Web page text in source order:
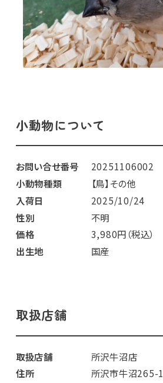
小動物について
お問い合せ番号
20251106002
小動物種類
【鳥】その他
入荷日
2025/10/24
性別
不明
価格
3,980円（税込）
出生地
国産
取扱店舗
取扱店舗
所沢牛沼店
住所
所沢市牛沼265-1